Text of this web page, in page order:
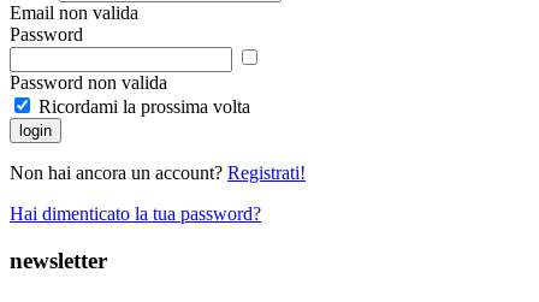
Email non valida
Password
Password non valida
Ricordami la prossima volta
login
Non hai ancora un account? Registrati!
Hai dimenticato la tua password?
newsletter